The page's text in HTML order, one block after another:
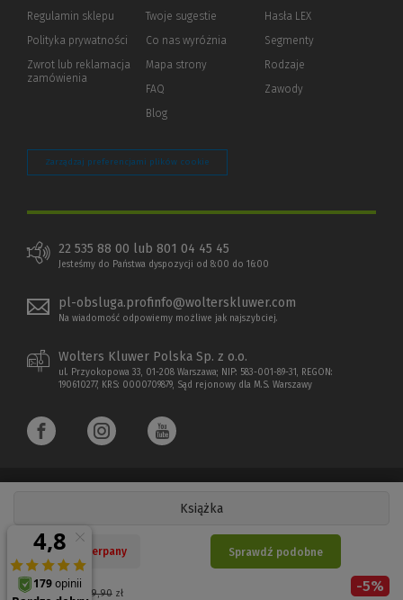
Książka
Cena regularna: 49,90zł
-5%
Nakład wyczerpany Sprawdź podobne
Regulamin sklepu
Polityka prywatności (Nowe
(Link
innej
Zwrot lub reklamacja
zamówienia
innej
strony)
Twoje sugestie
Co nas wyróżnia
Mapa strony
FAQ
Blog
Hasła LEX
Segmenty
Rodzaje
Zawody
Zarządzaj preferencjami plików cookie
22 535 88 00 lub 801 04 45 45
Jesteśmy do Państwa dyspozycji od 8:00 do 16:00
pl-obsluga.profinfo@wolterskluwer.com
Na wiadomość odpowiemy możliwe jak najszybciej.
Wolters Kluwer Polska Sp. z o.o.
ul. Przyokopowa 33, 01-208 Warszawa; NIP: 583-001-89-31, REGON:
190610277, KRS: 0000709879, Sąd rejonowy dla M.S. Warszawy
Copyright 1997 - 2026 Wolters Kluwer Polska Sp. z o.o.
Płatności elektroniczne
(Nowe
(Link